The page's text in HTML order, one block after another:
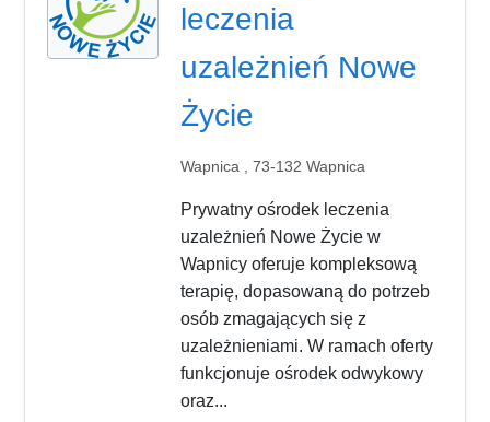
leczenia
uzależnień Nowe
Życie
Wapnica , 73-132 Wapnica
Prywatny ośrodek leczenia
uzależnień Nowe Życie w
Wapnicy oferuje kompleksową
terapię, dopasowaną do potrzeb
osób zmagających się z
uzależnieniami. W ramach oferty
funkcjonuje ośrodek odwykowy
oraz...